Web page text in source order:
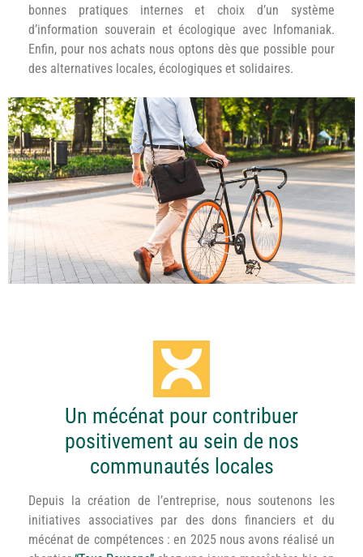
bonnes pratiques internes et choix d’un système
d’information souverain et écologique avec Infomaniak.
Enfin, pour nos achats nous optons dès que possible pour
des alternatives locales, écologiques et solidaires.
Un mécénat pour contribuer
positivement au sein de nos
communautés locales
Depuis la création de l’entreprise, nous soutenons les
initiatives associatives par des dons financiers et du
mécénat de compétences : en 2025 nous avons réalisé un